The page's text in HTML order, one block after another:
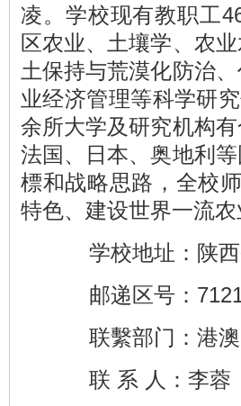
凌。学校现有教职工
区农业、土壤学、农
土保持与荒漠化防治
业经济管理等科学研
余所大学及研究机构
法国、日本、奥地利
標和战略思路，全校
特色、建设世界一流
学校地址：陕西
邮递区号：
联繫部门：港澳
联 系 人：李蓉